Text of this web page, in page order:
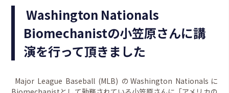
Washington Nationals
Biomechanistの小笠原さんに講
演を行って頂きました
Major League Baseball (MLB) のWashington Nationalsに